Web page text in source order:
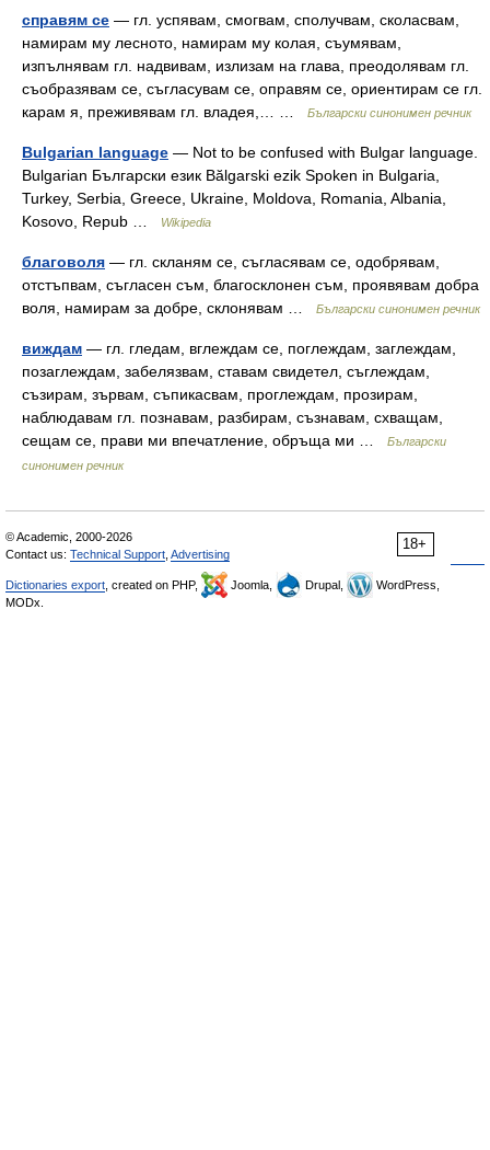
справям се — гл. успявам, смогвам, сполучвам, сколасвам,
намирам му лесното, намирам му колая, съумявам,
изпълнявам гл. надвивам, излизам на глава, преодолявам гл.
съобразявам се, съгласувам се, оправям се, ориентирам се гл.
карам я, преживявам гл. владея,… …
Български синонимен речник
Bulgarian language — Not to be confused with Bulgar language.
Bulgarian Български език Bălgarski ezik Spoken in Bulgaria,
Turkey, Serbia, Greece, Ukraine, Moldova, Romania, Albania,
Kosovo, Repub …
Wikipedia
благоволя — гл. скланям се, съгласявам се, одобрявам,
отстъпвам, съгласен съм, благосклонен съм, проявявам добра
воля, намирам за добре, склонявам …
Български синонимен речник
виждам — гл. гледам, вглеждам се, поглеждам, заглеждам,
позаглеждам, забелязвам, ставам свидетел, съглеждам,
съзирам, зървам, съпикасвам, проглеждам, прозирам,
наблюдавам гл. познавам, разбирам, съзнавам, схващам,
сещам се, прави ми впечатление, обръща ми …
Български
синонимен речник
18+
© Academic, 2000-2026
Contact us: Technical Support Advertising
Dictionaries export , created on PHP, Joomla, Drupal,
WordPress,
MODx.